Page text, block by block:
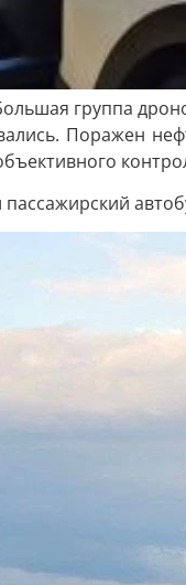
группа
Поражен
пассажирский